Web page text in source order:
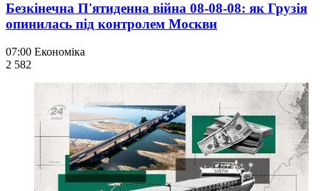
Безкінечна П'ятиденна війна 08-08-08: як Грузія
опинилась під контролем Москви
07:00 Економіка
2 582